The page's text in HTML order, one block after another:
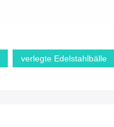
verlegte Edelstahlbälle